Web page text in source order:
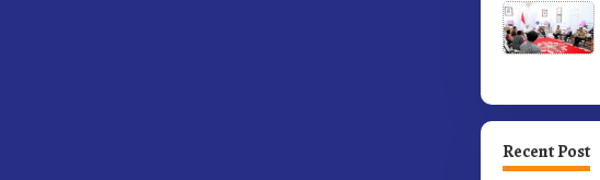
Recent Post